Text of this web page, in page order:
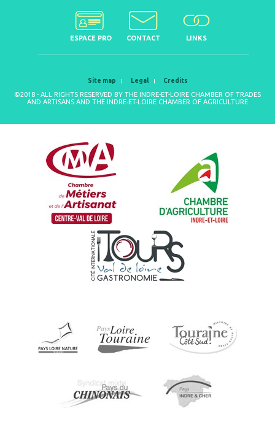
ESPACE PRO CONTACT LINKS
Site map Legal Credits
©2018 - ALL RIGHTS RESERVED BY THE INDRE-ET-LOIRE CHAMBER OF TRADES
AND ARTISANS AND THE INDRE-ET-LOIRE CHAMBER OF AGRICULTURE